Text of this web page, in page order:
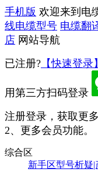
手机版 欢迎来到电
线电缆型号 电缆翻
店 网站导航
已注册? 【快速登录】
用第三方扫码登录
注册登录，获取更
2、更多会员功能。
综合区
新手区型号析疑|